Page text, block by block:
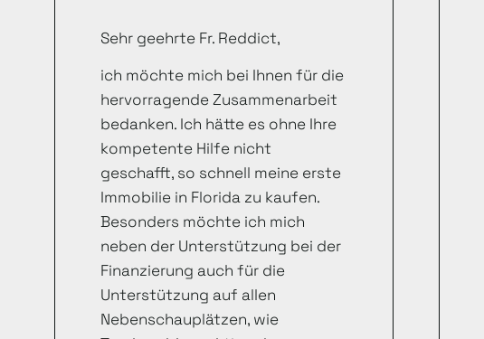
Sehr geehrte Fr. Reddict,
ich möchte mich bei Ihnen für die
hervorragende Zusammenarbeit
bedanken. Ich hätte es ohne Ihre
kompetente Hilfe nicht
geschafft, so schnell meine erste
Immobilie in Florida zu kaufen.
Besonders möchte ich mich
neben der Unterstützung bei der
Finanzierung auch für die
Unterstützung auf allen
Nebenschauplätzen, wie